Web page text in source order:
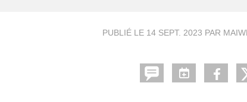
PUBLIÉ LE 14 SEPT. 2023 PAR